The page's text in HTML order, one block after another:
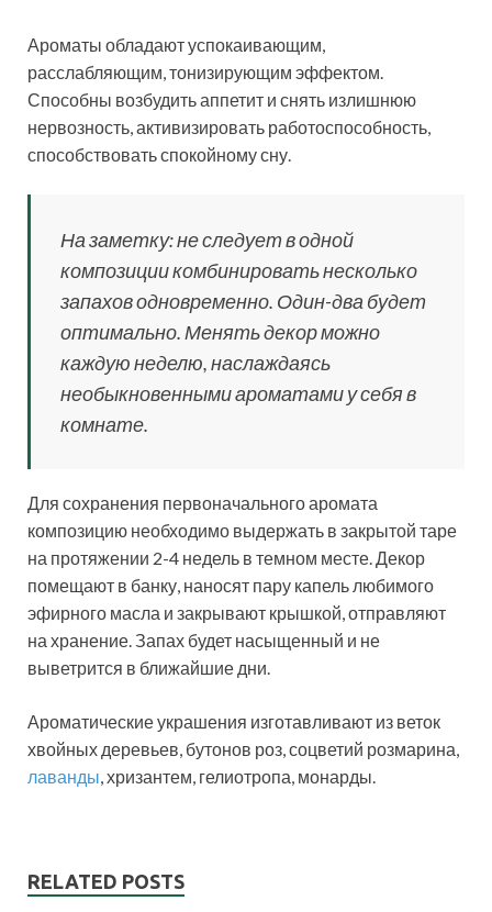
Ароматы обладают успокаивающим,
расслабляющим, тонизирующим эффектом.
Способны возбудить аппетит и снять излишнюю
нервозность, активизировать работоспособность,
способствовать спокойному сну.
На заметку: не следует в одной
композиции комбинировать несколько
запахов одновременно. Один-два будет
оптимально. Менять декор можно
каждую неделю, наслаждаясь
необыкновенными ароматами у себя в
комнате.
Для сохранения первоначального аромата
композицию необходимо выдержать в закрытой таре
на протяжении 2-4 недель в темном месте. Декор
помещают в банку, наносят пару капель любимого
эфирного масла и закрывают крышкой, отправляют
на хранение. Запах будет насыщенный и не
выветрится в ближайшие дни.
Ароматические украшения изготавливают из веток
хвойных деревьев, бутонов роз, соцветий розмарина,
лаванды, хризантем, гелиотропа, монарды.
RELATED POSTS